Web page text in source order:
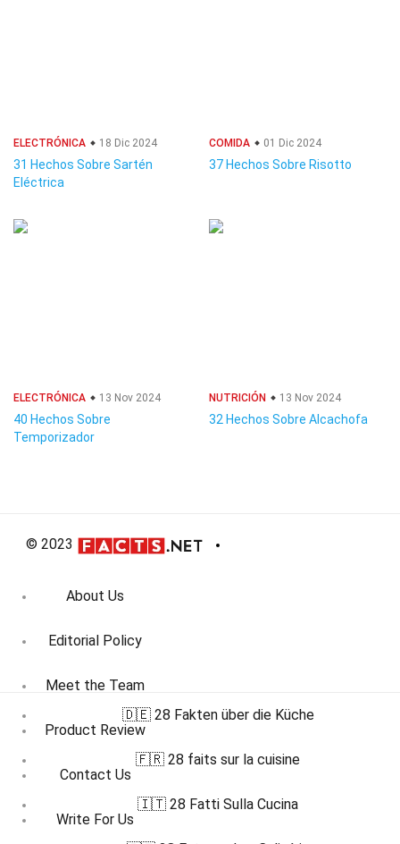
ELECTRÓNICA 18 Dic 2024
31 Hechos Sobre Sartén
Eléctrica
COMIDA 01 Dic 2024
37 Hechos Sobre Risotto
ELECTRÓNICA 13 Nov 2024
40 Hechos Sobre
Temporizador
NUTRICIÓN 13 Nov 2024
32 Hechos Sobre Alcachofa
© 2023
About Us
Editorial Policy
Meet the Team
Product Review
Contact Us
Write For Us
🇩🇪 28 Fakten über die Küche
🇫🇷 28 faits sur la cuisine
🇮🇹 28 Fatti Sulla Cucina